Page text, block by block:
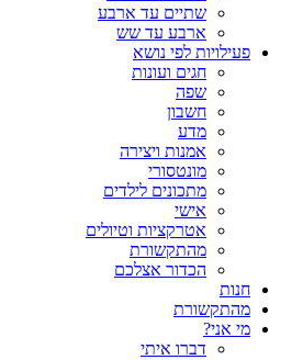
שתיים עד ארבע
ארבע עד שש
פעילויות לפי נושא
חגים ועונות
שפה
חשבון
מדע
אמנות ויצירה
מונטסורי
מתכונים לילדים
אישי
אטרקציות וטיולים
מהתקשורת
הכדור אצלכם
חנות
מהתקשורת
מי אני?
דברו איתי